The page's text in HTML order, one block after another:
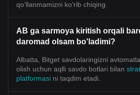
qoʻllanmamizni koʻrib chiqing.
AB ga sarmoya kiritish orqali
daromad olsam bo'ladimi?
Albatta, Bitget savdolaringizni
olish uchun aqlli savdo botlari bilan
platformasi ni taqdim etadi.